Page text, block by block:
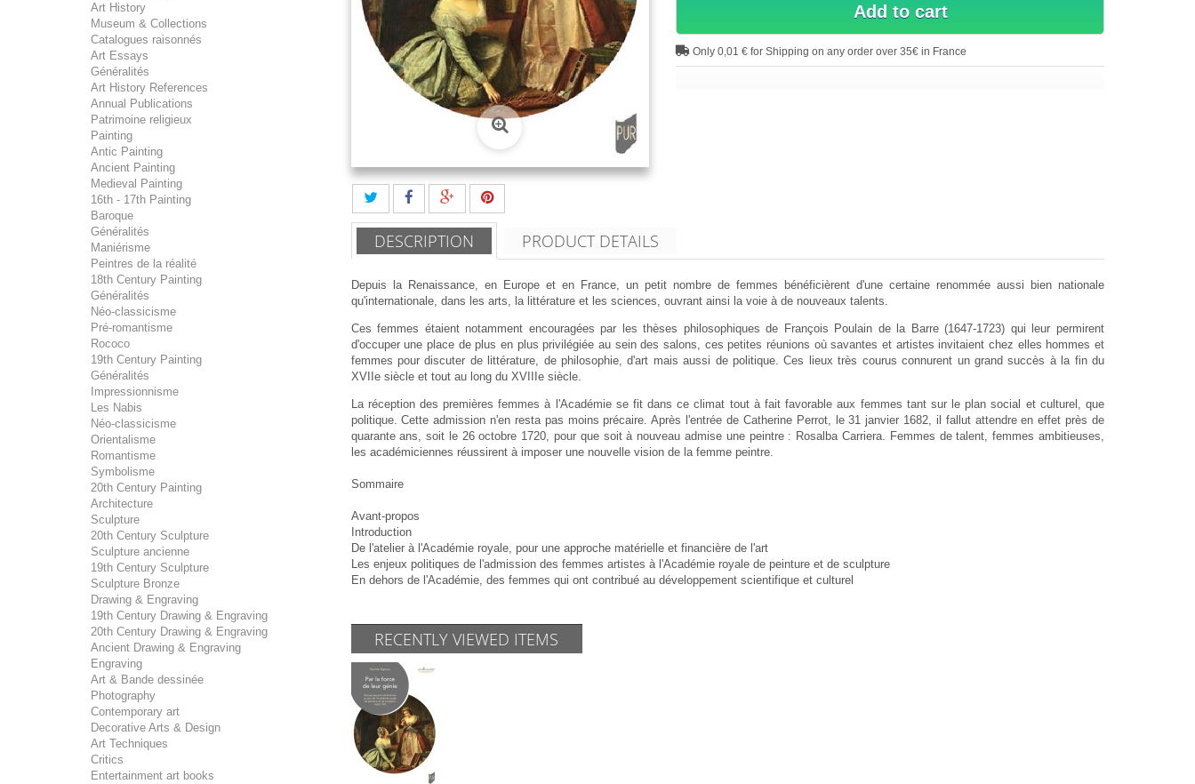
Art History
Museum & Collections
Catalogues raisonnés
Art Essays
Généralités
Art History References
Annual Publications
Patrimoine religieux
Painting
Antic Painting
Ancient Painting
Medieval Painting
16th - 17th Painting
Baroque
Généralités
Maniérisme
Peintres de la réalité
18th Century Painting
Généralités
Néo-classicisme
Pré-romantisme
Rococo
19th Century Painting
Généralités
Impressionnisme
Les Nabis
Néo-classicisme
Orientalisme
Romantisme
Symbolisme
20th Century Painting
Architecture
Sculpture
20th Century Sculpture
Sculpture ancienne
19th Century Sculpture
Sculpture Bronze
Drawing & Engraving
19th Century Drawing & Engraving
20th Century Drawing & Engraving
Ancient Drawing & Engraving
Engraving
Art & Bande dessinée
Photography
Contemporary art
Decorative Arts & Design
Art Techniques
Critics
Entertainment art books
Add to cart
Only 0,01 € for Shipping on any order over 35€ in France
DESCRIPTION PRODUCT DETAILS
Depuis la Renaissance, en Europe et en France, un petit nombre de femmes bénéficièrent d'une certaine renommée aussi bien nationale
qu'internationale, dans les arts, la littérature et les sciences, ouvrant ainsi la voie à de nouveaux talents.
Ces femmes étaient notamment encouragées par les thèses philosophiques de François Poulain de la Barre (1647-1723) qui leur permirent
d'occuper une place de plus en plus privilégiée au sein des salons, ces petites réunions où savantes et artistes invitaient chez elles hommes et
femmes pour discuter de littérature, de philosophie, d'art mais aussi de politique. Ces lieux très courus connurent un grand succès à la fin du
XVIIe siècle et tout au long du XVIIIe siècle.
La réception des premières femmes à l'Académie se fit dans ce climat tout à fait favorable aux femmes tant sur le plan social et culturel, que
politique. Cette admission n'en resta pas moins précaire. Après l'entrée de Catherine Perrot, le 31 janvier 1682, il fallut attendre en effet près de
quarante ans, soit le 26 octobre 1720, pour que soit à nouveau admise une peintre : Rosalba Carriera. Femmes de talent, femmes ambitieuses,
les académiciennes réussirent à imposer une nouvelle vision de la femme peintre.
Sommaire
Avant-propos
Introduction
De l'atelier à l'Académie royale, pour une approche matérielle et financière de l'art
Les enjeux politiques de l'admission des femmes artistes à l'Académie royale de peinture et de sculpture
En dehors de l'Académie, des femmes qui ont contribué au développement scientifique et culturel
RECENTLY VIEWED ITEMS